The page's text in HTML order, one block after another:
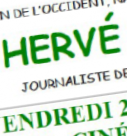
Histoire
Missions et méthodes
Valeurs
fonctionnement
Le réseau dans le monde
Nos alliés
Je soutiens les Amis de la